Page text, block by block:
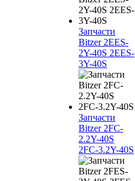
Запчасти
Bitzer 2EES-
2Y-40S 2EES-
3Y-40S
Запчасти
Bitzer 2FC-
2.2Y-40S
2FC-3.2Y-40S